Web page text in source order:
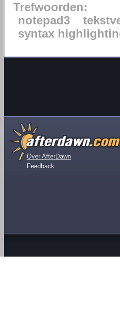
Trefwoorden:
notepad3
syntax
Over AfterDawn
Feedback